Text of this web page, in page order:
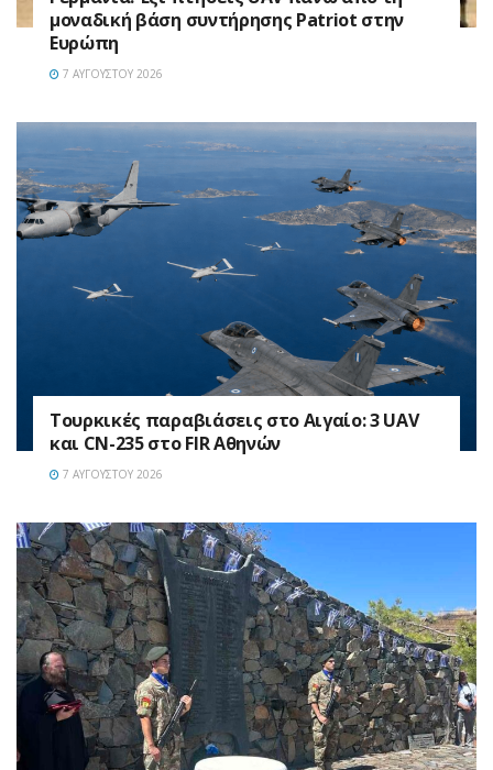
μοναδική βάση συντήρησης Patriot στην
Ευρώπη
7 ΑΥΓΟΎΣΤΟΥ 2026
Τουρκικές παραβιάσεις στο Αιγαίο: 3 UAV
και CN-235 στο FIR Αθηνών
7 ΑΥΓΟΎΣΤΟΥ 2026